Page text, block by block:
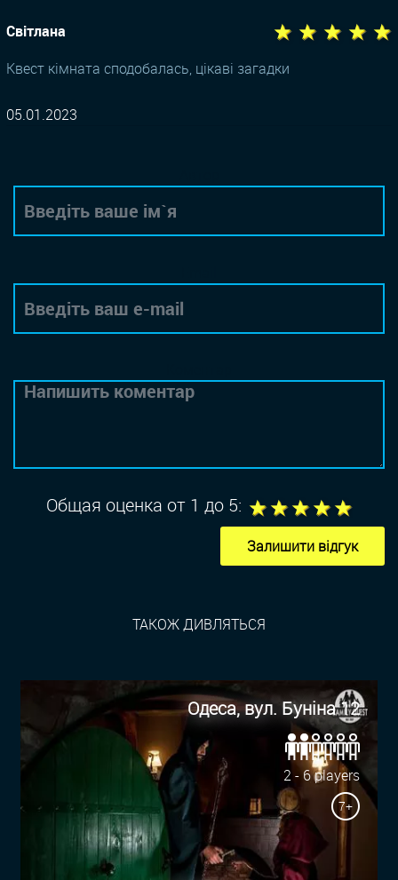
Світлана ★ ★ ★ ★ ★
Квест кімната сподобалась, цікаві загадки
05.01.2023
Общая оценка от 1 до 5: 4
3
2
1
Залишити відгук
ТАКОЖ ДИВЛЯТЬСЯ
Одеса, вул. Буніна 12
2 - 6 players
7+